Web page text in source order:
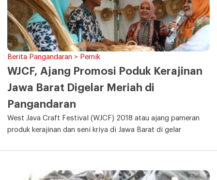
Berita Pangandaran > Pernik
WJCF, Ajang Promosi Poduk Kerajinan
Jawa Barat Digelar Meriah di
Pangandaran
West Java Craft Festival (WJCF) 2018 atau ajang pameran
produk kerajinan dan seni kriya di Jawa Barat di gelar